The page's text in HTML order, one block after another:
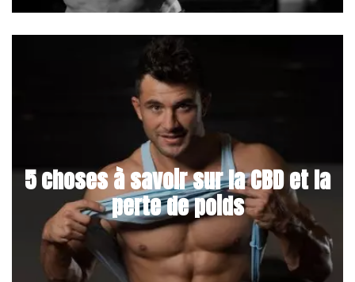
5 choses à savoir sur la CBD et la
perte de poids